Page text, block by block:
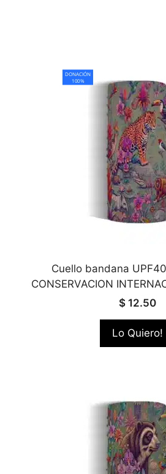
DONACIÓN
100%
Cuello bandana
CONSERVACION
$12.50
Lo Quiero!